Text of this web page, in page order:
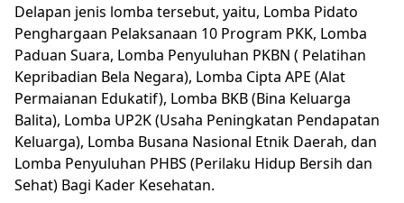
Delapan jenis lomba tersebut, yaitu, Lomba Pidato
Penghargaan Pelaksanaan 10 Program PKK, Lomba
Paduan Suara, Lomba Penyuluhan PKBN ( Pelatihan
Kepribadian Bela Negara), Lomba Cipta APE (Alat
Permaianan Edukatif), Lomba BKB (Bina Keluarga
Balita), Lomba UP2K (Usaha Peningkatan Pendapatan
Keluarga), Lomba Busana Nasional Etnik Daerah, dan
Lomba Penyuluhan PHBS (Perilaku Hidup Bersih dan
Sehat) Bagi Kader Kesehatan.